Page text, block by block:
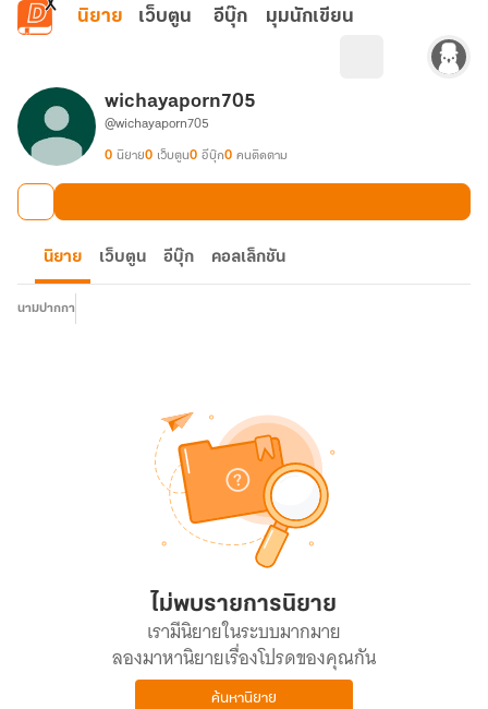
ข้ามไปยังเนื้อหาหลัก
นิยาย เว็บตูน อีบุ๊ก มุมนักเขียน
wichayaporn705
@wichayaporn705
0 นิยาย0 เว็บตูน0 อีบุ๊ก0 คนติดตาม
นิยาย เว็บตูน อีบุ๊ก คอลเล็กชัน
นามปากกา
ไม่พบรายการนิยาย
เรามีนิยายในระบบมากมาย
ลองมาหานิยายเรื่องโปรดของคุณกัน
ค้นหานิยาย